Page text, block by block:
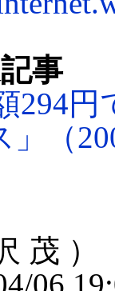
事
294
」（
茂 ）